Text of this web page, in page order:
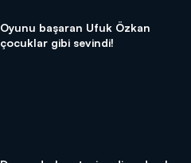
Oyunu başaran Ufuk Özkan
çocuklar gibi sevindi!